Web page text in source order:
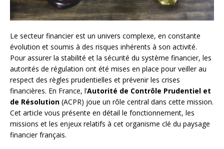
Le secteur financier est un univers complexe, en constante
évolution et soumis à des risques inhérents à son activité.
Pour assurer la stabilité et la sécurité du système financier, les
autorités de régulation ont été mises en place pour veiller au
respect des règles prudentielles et prévenir les crises
financières. En France, l’Autorité de Contrôle Prudentiel et
de Résolution (ACPR) joue un rôle central dans cette mission.
Cet article vous présente en détail le fonctionnement, les
missions et les enjeux relatifs à cet organisme clé du paysage
financier français.